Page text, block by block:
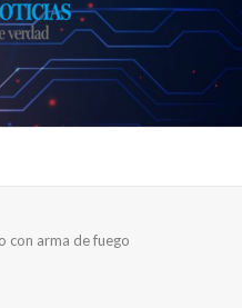
con arma de fuego